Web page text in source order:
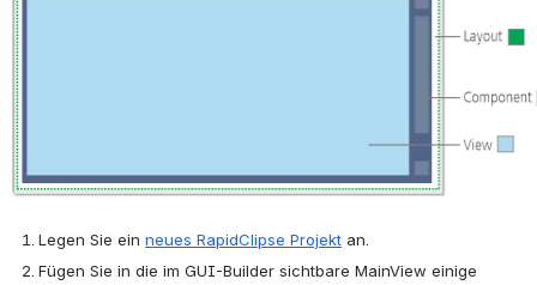
Legen Sie ein neues RapidClipse Projekt an.
Fügen Sie in die im GUI-Builder sichtbare MainView einige